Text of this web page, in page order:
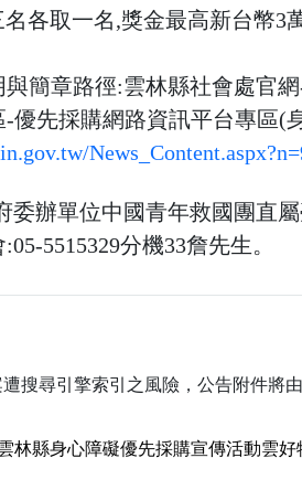
各取一名,獎金最高新台幣3
簡章路徑:雲林縣社會處官
優先採購網路資訊平台專區(
/
委辦單位中國青年救國團直
5515329分機33詹先生。
搜尋引擎索引之風險，公告附件將
林縣身心障礙優先採購宣傳活動雲